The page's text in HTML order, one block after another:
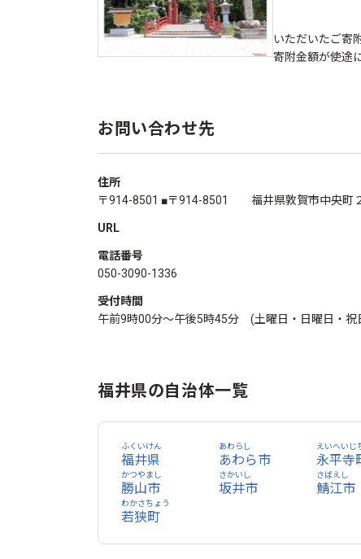
いただいたご寄
寄附金額が使途
お問い合わせ先
住所
〒914-8501 ■〒914-8501 福井県敦賀市中央町
URL
電話番号
050-3090-1336
受付時間
午前9時00分～午後5時45分 (土曜日・日曜日・祝
福井県の自治体一覧
福井県
ふくいけん
あわら市
あわらし
永平寺
えいへいじ
勝山市
かつやまし
坂井市
さかいし
鯖江市
さばえし
若狭町
わかさちょう